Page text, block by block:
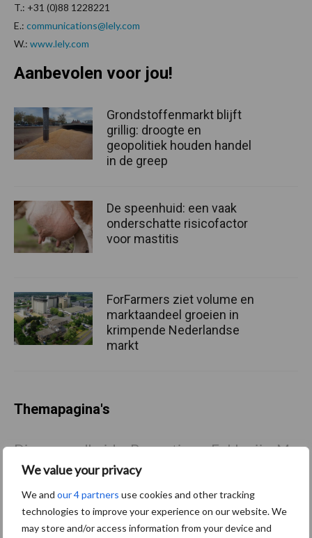
We value your privacy
We and our 4 partners use cookies and other tracking
technologies to improve your experience on our website. We
may store and/or access information from your device and
T.: +31 (0)88 1228221
E.: communications@lely.com
W.: www.lely.com
Aanbevolen voor jou!
Grondstoffenmarkt blijft
grillig: droogte en
geopolitiek houden handel
in de greep
De speenhuid: een vaak
onderschatte risicofactor
voor mastitis
ForFarmers ziet volume en
marktaandeel groeien in
krimpende Nederlandse
markt
Themapagina's
Diergezondheid Bemesting Fokkerij
Mastitis Hittestress